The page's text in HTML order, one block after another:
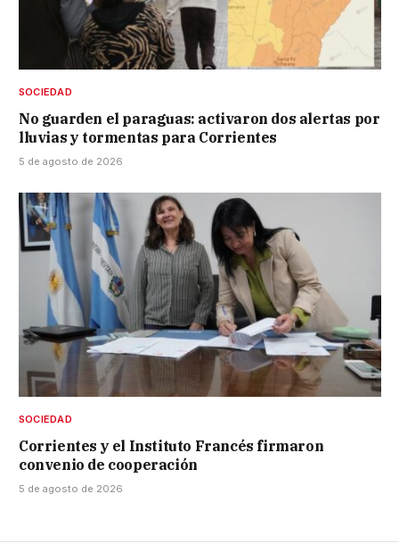
SOCIEDAD
No guarden el paraguas: activaron dos alertas por
lluvias y tormentas para Corrientes
5 de agosto de 2026
SOCIEDAD
Corrientes y el Instituto Francés firmaron
convenio de cooperación
5 de agosto de 2026